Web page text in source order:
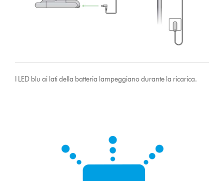
I LED blu ai lati della batteria lampeggiano durante la ricarica.